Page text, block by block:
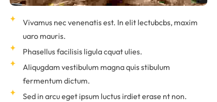
Vivamus nec venenatis est. In elit lectubcbs, maxim
uaro mauris.
Phasellus facilisis ligula cquat ulies.
Aliqugdam vestibulum magna quis stibulum
fermentum dictum.
Sed in arcu eget ipsum luctus irdiet erase nt non.